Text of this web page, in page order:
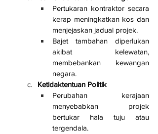
Pertukaran kontraktor secara
kerap meningkatkan kos dan
menjejaskan jadual projek.
Bajet tambahan diperlukan
akibat kelewatan,
membebankan kewangan
negara.
Ketidaktentuan Politik
Perubahan kerajaan
menyebabkan projek
bertukar hala tuju atau
tergendala.